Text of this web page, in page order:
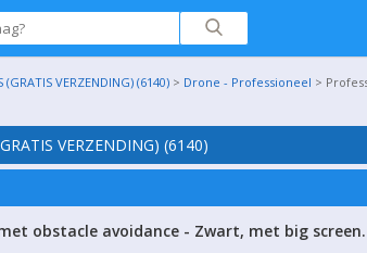
(GRATIS VERZENDING) (6140) > Drone - Professioneel >
VERZENDING) (6140)
obstacle avoidance - Zwart, met big screen.